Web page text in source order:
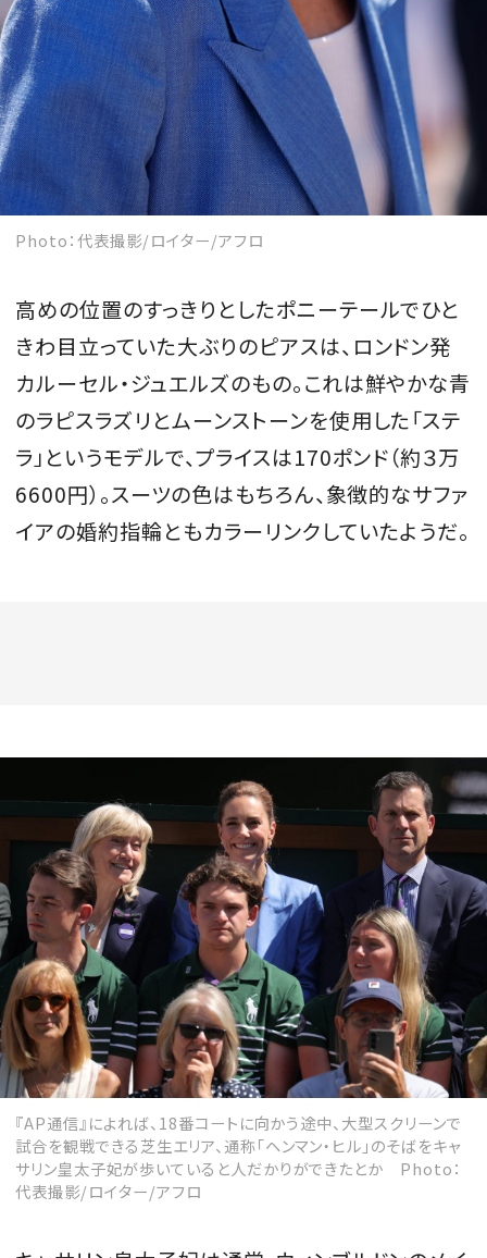
Photo：代表撮影/ロイター/アフロ
高めの位置のすっきりとしたポニーテールでひと
きわ目立っていた大ぶりのピアスは、ロンドン発
カルーセル・ジュエルズのもの。これは鮮やかな青
のラピスラズリとムーンストーンを使用した「ステ
ラ」というモデルで、プライスは170ポンド（約３万
6600円）。スーツの色はもちろん、象徴的なサファ
イアの婚約指輪ともカラーリンクしていたようだ。
『AP通信』によれば、18番コートに向かう途中、大型スクリーンで
試合を観戦できる芝生エリア、通称「ヘンマン・ヒル」のそばをキャ
サリン皇太子妃が歩いていると人だかりができたとか Photo：
代表撮影/ロイター/アフロ